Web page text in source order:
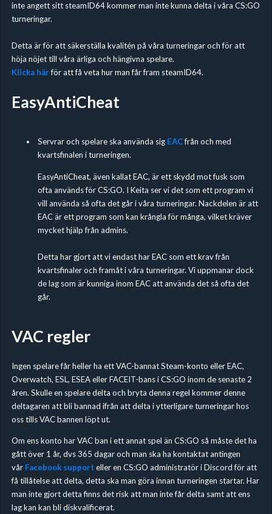
inte angett sitt steamID64 kommer man inte kunna delta i våra CS:GO
turneringar.
Detta är för att säkerställa kvalitén på våra turneringar och för att
höja nöjet till våra ärliga och hängivna spelare.
Klicka härför att få veta hur man får fram steamID64.
EasyAntiCheat
Servrar och spelare ska använda sig EACfrån och med
kvartsfinalen i turneringen.
EasyAntiCheat, även kallat EAC, är ett skydd mot fusk som
ofta används för CS:GO. I Keita ser vi det som ett program vi
vill använda så ofta det går i våra turneringar. Nackdelen är att
EAC är ett program som kan krångla för många, vilket kräver
mycket hjälp från admins.
Detta har gjort att vi endast har EAC som ett krav från
kvartsfinaler och framåt i våra turneringar. Vi uppmanar dock
de lag som är kunniga inom EAC att använda det så ofta det
går.
VAC regler
Ingen spelare får heller ha ett VAC-bannat Steam-konto eller EAC,
Overwatch, ESL, ESEA eller FACEIT-bans i CS:GO inom de senaste 2
åren. Skulle en spelare delta och bryta denna regel kommer denne
deltagaren att bli bannad ifrån att delta i ytterligare turneringar hos
oss tills VAC bannen löpt ut.
Om ens konto har VAC ban i ett annat spel än CS:GO så måste det ha
gått över 1 år, dvs 365 dagar och man ska ha kontaktat antingen
vår Facebook support eller en CS:GO administratör i Discord för att
få tillåtelse att delta, detta ska man göra innan turneringen startar. Har
man inte gjort detta finns det risk att man inte får delta samt att ens
lag kan kan bli diskvalificerat.